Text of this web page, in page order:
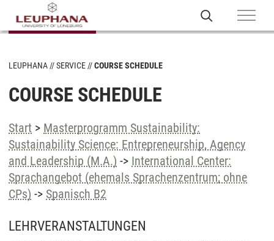
LEUPHANA SERVICE COURSE SCHEDULE
COURSE SCHEDULE
Start > Masterprogramm Sustainability:
Sustainability Science: Entrepreneurship, Agency
and Leadership (M.A.) -> International Center:
Sprachangebot (ehemals Sprachenzentrum; ohne
CPs) -> Spanisch B2
LEHRVERANSTALTUNGEN